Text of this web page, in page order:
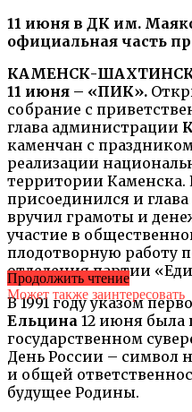
11 июня в ДК им.
официальная часть
КАМЕНСК-
11 июня – «ПИК».
собрание с
глава администрации
каменчан с
реализации
территории Каменска.
присоединился и глава
вручил грамоты и
участие в
плодотворную работу
отделения партии
В 1991 году указом
Ельцина 12 июня была
государственном
День России – символ
и общей
будущее Родины.
Продолжить чтение
Может также заинтересовать